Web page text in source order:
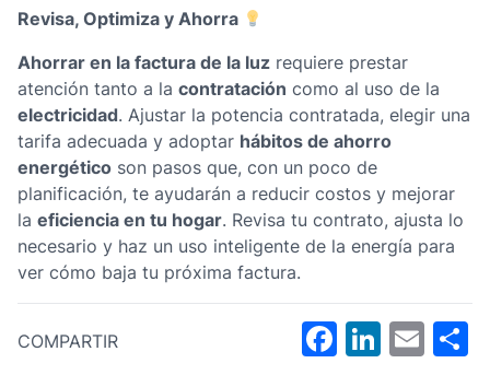
Revisa, Optimiza y Ahorra
Ahorrar en la factura de la luz requiere prestar
atención tanto a la contratación como al uso de la
electricidad. Ajustar la potencia contratada, elegir una
tarifa adecuada y adoptar hábitos de ahorro
energético son pasos que, con un poco de
planificación, te ayudarán a reducir costos y mejorar
la eficiencia en tu hogar. Revisa tu contrato, ajusta lo
necesario y haz un uso inteligente de la energía para
ver cómo baja tu próxima factura.
COMPARTIR
Compartir